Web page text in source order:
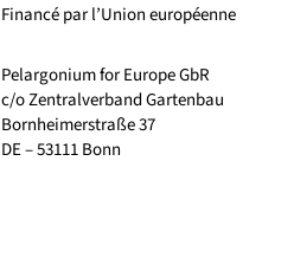
Financé par l’Union européenne
Pelargonium for Europe GbR
c/o Zentralverband Gartenbau
Bornheimerstraße 37
DE – 53111 Bonn